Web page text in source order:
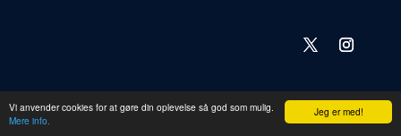
Jeg er med!
Vi anvender cookies for at gøre din oplevelse så god som mulig.
Mere info.